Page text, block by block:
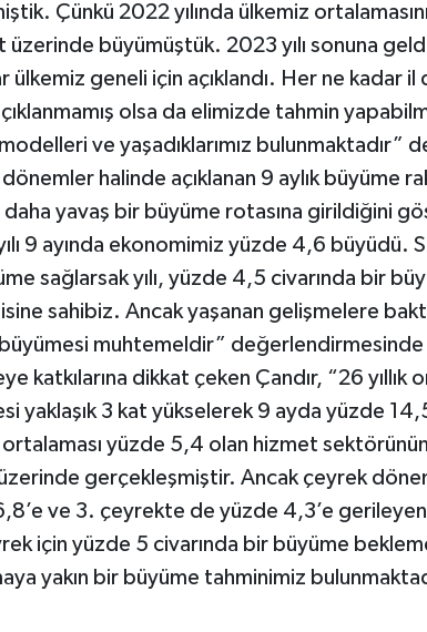
Çünkü 2022 yılında ülkemiz
üzerinde büyümüştük. 2023 yılı sonuna
ülkemiz geneli için açıklandı. Her ne kadar
olsa da elimizde tahmin
ve yaşadıklarımız bulunmaktadır”
halinde açıklanan 9 aylık büyüme
daha yavaş bir büyüme rotasına girildiğini
9 ayında ekonomimiz yüzde 4,6 büyüdü.
sağlarsak yılı, yüzde 4,5 civarında bir
sahibiz. Ancak yaşanan gelişmelere
muhtemeldir” değerlendirmesinde
katkılarına dikkat çeken Çandır, “26
yaklaşık 3 kat yükselerek 9 ayda yüzde
ortalaması yüzde 5,4 olan hizmet
gerçekleşmiştir. Ancak çeyrek
ve 3. çeyrekte de yüzde 4,3’e
için yüzde 5 civarında bir büyüme
yakın bir büyüme tahminimiz